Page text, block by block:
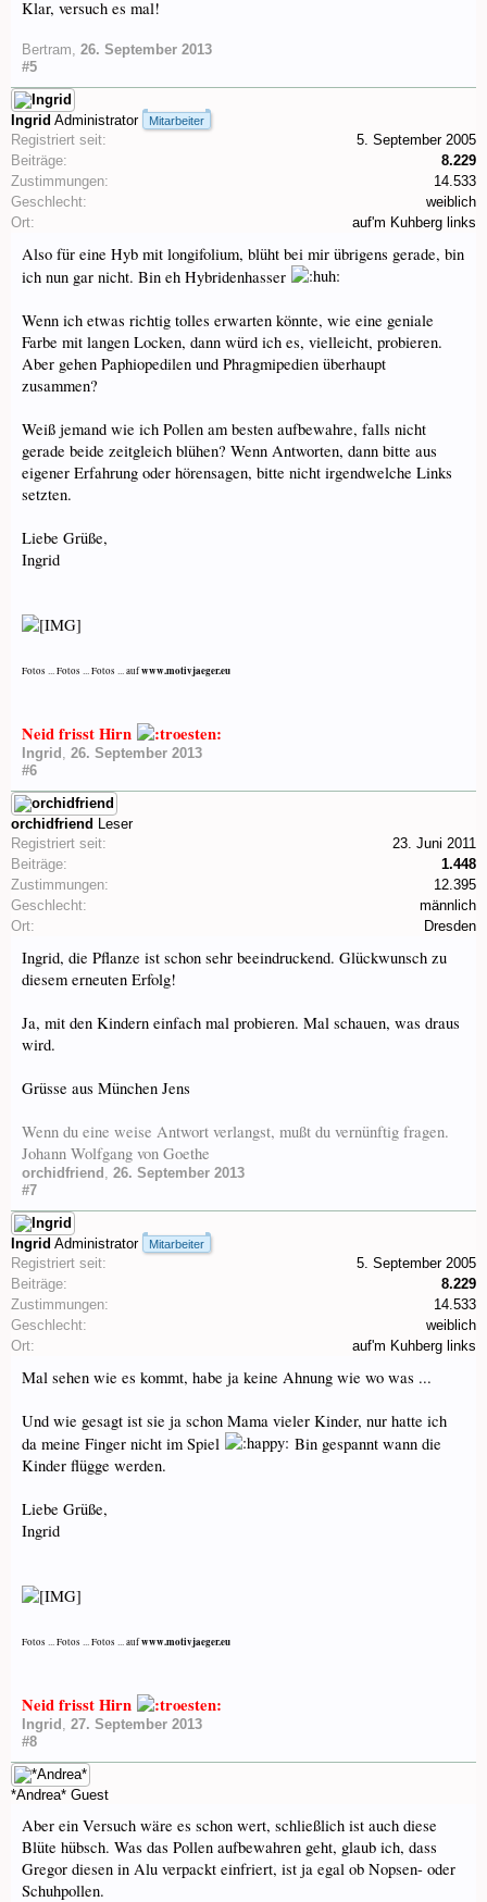
Klar, versuch es mal!
Bertram, 26. September 2013
#5
Ingrid Administrator Mitarbeiter
Registriert seit:
5. September 2005
Beiträge:
8.229
Zustimmungen:
14.533
Geschlecht:
weiblich
Ort:
auf'm Kuhberg links
Also für eine Hyb mit longifolium, blüht bei mir übrigens gerade, bin
ich nun gar nicht. Bin eh Hybridenhasser
Wenn ich etwas richtig tolles erwarten könnte, wie eine geniale
Farbe mit langen Locken, dann würd ich es, vielleicht, probieren.
Aber gehen Paphiopedilen und Phragmipedien überhaupt
zusammen?
Weiß jemand wie ich Pollen am besten aufbewahre, falls nicht
gerade beide zeitgleich blühen? Wenn Antworten, dann bitte aus
eigener Erfahrung oder hörensagen, bitte nicht irgendwelche Links
setzten.
Liebe Grüße,
Ingrid
Fotos ... Fotos ... Fotos ... aufwww.motivjaeger.eu
Neid frisst Hirn
Ingrid , 26. September 2013
#6
orchidfriend Leser
Registriert seit:
23. Juni 2011
Beiträge:
1.448
Zustimmungen:
12.395
Geschlecht:
männlich
Ort:
Dresden
Ingrid, die Pflanze ist schon sehr beeindruckend. Glückwunsch zu
diesem erneuten Erfolg!
Ja, mit den Kindern einfach mal probieren. Mal schauen, was draus
wird.
Grüsse aus München Jens
Wenn du eine weise Antwort verlangst, mußt du vernünftig fragen.
Johann Wolfgang von Goethe
orchidfriend , 26. September 2013
#7
Ingrid Administrator Mitarbeiter
Registriert seit:
5. September 2005
Beiträge:
8.229
Zustimmungen:
14.533
Geschlecht:
weiblich
Ort:
auf'm Kuhberg links
Mal sehen wie es kommt, habe ja keine Ahnung wie wo was ...
Und wie gesagt ist sie ja schon Mama vieler Kinder, nur hatte ich
da meine Finger nicht im Spiel
Bin gespannt wann die
Kinder flügge werden.
Liebe Grüße,
Ingrid
Fotos ... Fotos ... Fotos ... aufwww.motivjaeger.eu
Neid frisst Hirn
Ingrid , 27. September 2013
#8
*Andrea* Guest
Aber ein Versuch wäre es schon wert, schließlich ist auch diese
Blüte hübsch. Was das Pollen aufbewahren geht, glaub ich, dass
Gregor diesen in Alu verpackt einfriert, ist ja egal ob Nopsen- oder
Schuhpollen.